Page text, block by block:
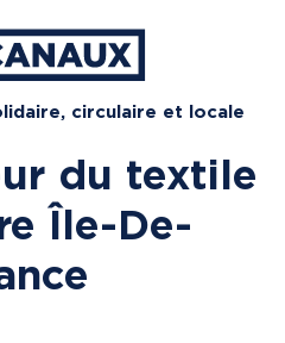
circulaire et locale
du textile
Île-De-